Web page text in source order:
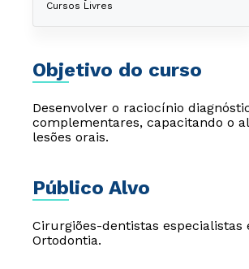
Cursos Livres
Objetivo do curso
Desenvolver o raciocínio
complementares, capacitando o
lesões orais.
Público Alvo
Cirurgiões-dentistas
Ortodontia.